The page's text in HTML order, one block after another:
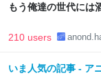
もう俺達の世代には
210 users
いま人気の記事 - ア